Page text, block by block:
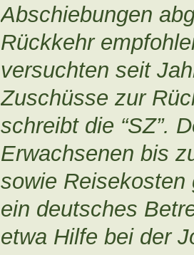
Abschiebungen
Rückkehr
versuchten seit
Zuschüsse zur
schreibt die “SZ”.
Erwachsenen bis
sowie
ein deutsches
etwa Hilfe bei der